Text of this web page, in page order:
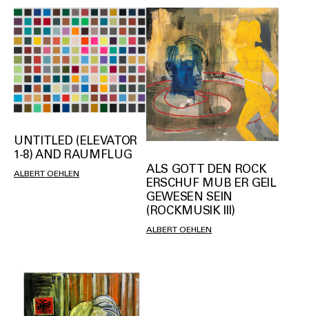
UNTITLED (ELEVATOR
1-8) AND RAUMFLUG
ALBERT OEHLEN
ALS GOTT DEN ROCK
ERSCHUF MUB ER GEIL
GEWESEN SEIN
(ROCKMUSIK III)
ALBERT OEHLEN